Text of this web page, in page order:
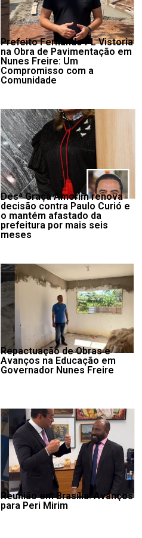
Prefeito Fernando PL Vistoria
na Obra de Pavimentação em
Nunes Freire: Um
Compromisso com a
Comunidade
Desª Graça Amorim renova
decisão contra Paulo Curió e
o mantém afastado da
prefeitura por mais seis
meses
Repactuação de Obras e
Avanços na Educação em
Governador Nunes Freire
Reunião em Brasília: Avanços
para Peri Mirim